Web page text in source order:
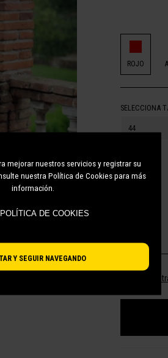
mejorar nuestros servicios y registrar su
nuestra Política de Cookies para más
información.
Y SEGUIR NAVEGANDO
ROJO
SELECCIONA
44
52
¿No
DE COOKIES